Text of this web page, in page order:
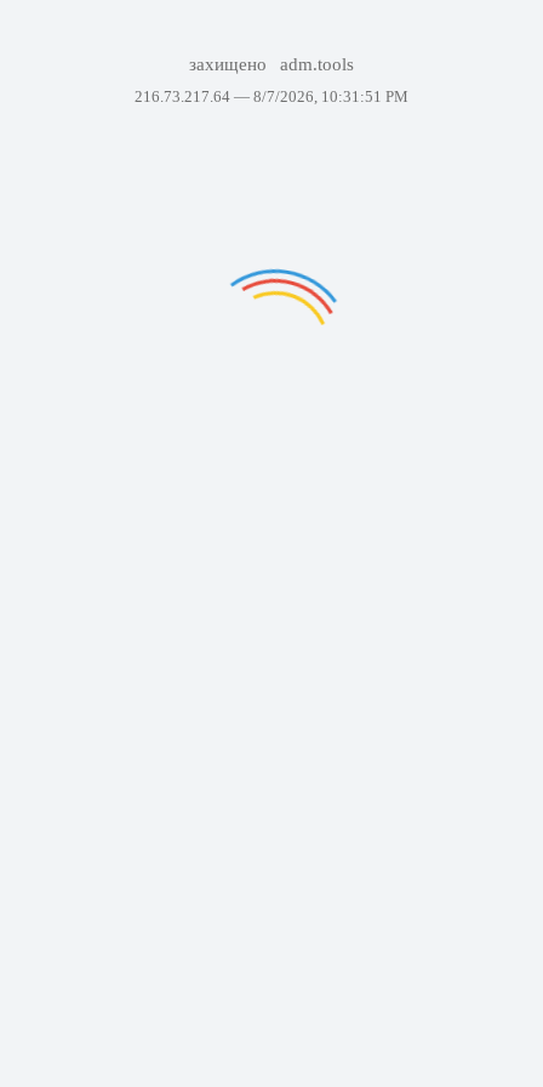
захищено adm.tools
216.73.217.64 — 8/7/2026, 10:31:51 PM